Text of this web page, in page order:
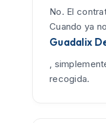
No. El
Cuando ya
Guadalix
,
recogida.